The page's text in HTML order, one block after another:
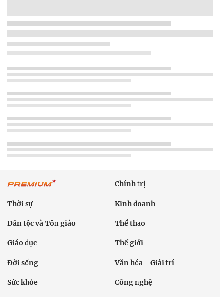
Chính trị
Thời sự Kinh doanh
Dân tộc và Tôn giáo Thể thao
Giáo dục Thế giới
Đời sống Văn hóa - Giải trí
Sức khỏe Công nghệ